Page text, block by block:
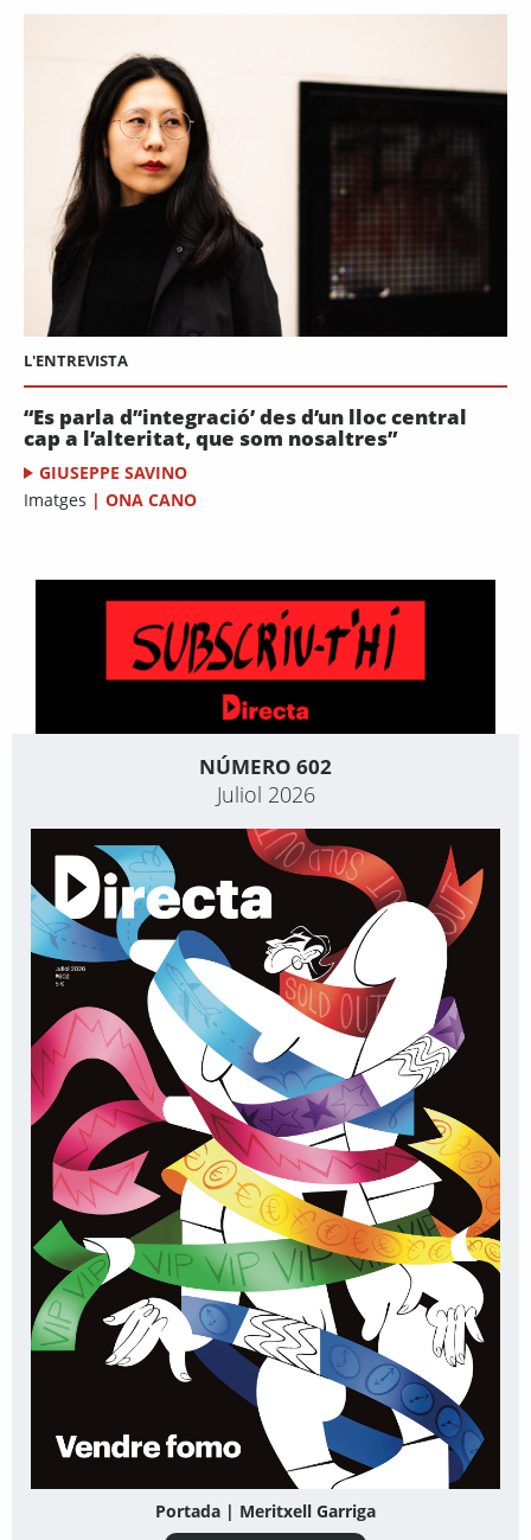
L'ENTREVISTA
“Es parla d’‘integració’ des d’un lloc central
cap a l’alteritat, que som nosaltres”
GIUSEPPE SAVINO
Imatges | ONA CANO
NÚMERO 602
Juliol 2026
Portada | Meritxell Garriga